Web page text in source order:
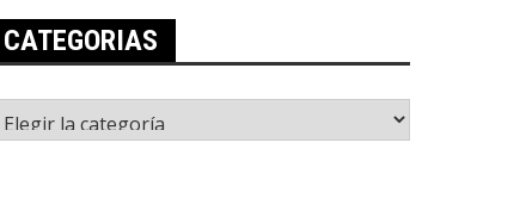
CATEGORIAS